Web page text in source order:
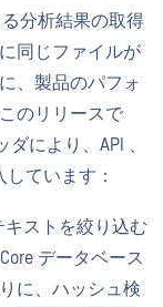
る分析結果の取得
同じファイルが
、製品のパフォ
のリリースで
により、API 、
ています：
ストを絞り込む
データベース
に、ハッシュ検